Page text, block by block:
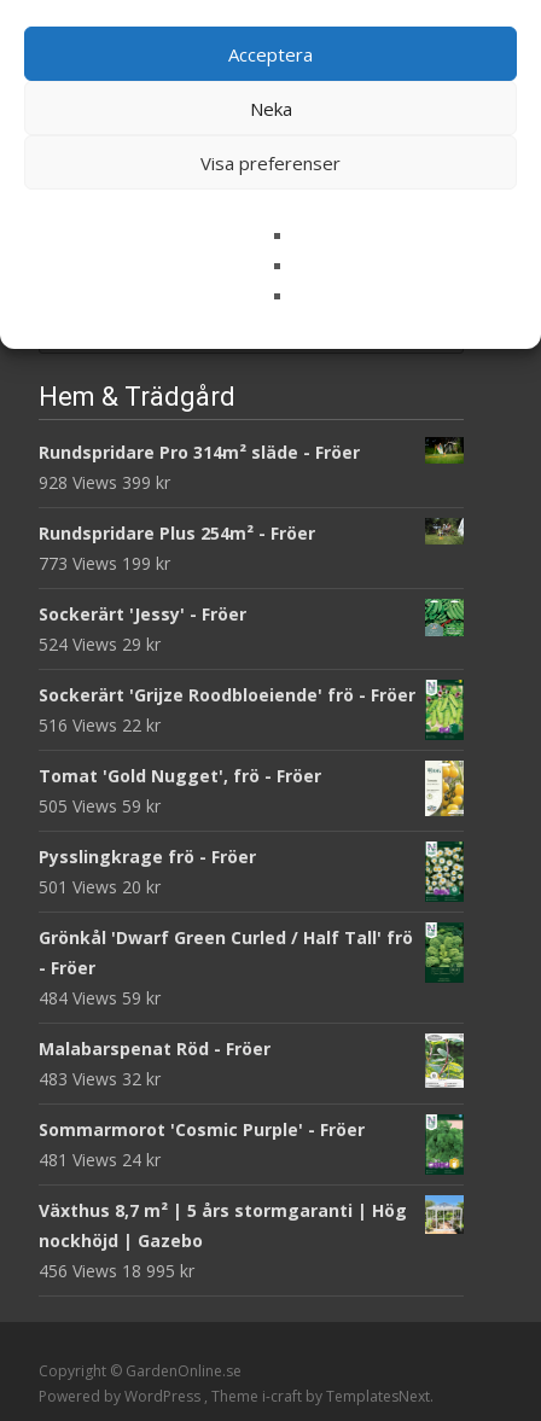
Acceptera
Neka
Visa preferenser
Hem & Trädgård
Hem & Trädgård
Rundspridare Pro 314m² släde - Fröer
928 Views 399 kr
Rundspridare Plus 254m² - Fröer
773 Views 199 kr
Sockerärt 'Jessy' - Fröer
524 Views 29 kr
Sockerärt 'Grijze Roodbloeiende' frö - Fröer
516 Views 22 kr
Tomat 'Gold Nugget', frö - Fröer
505 Views 59 kr
Pysslingkrage frö - Fröer
501 Views 20 kr
Grönkål 'Dwarf Green Curled / Half Tall' frö
- Fröer
484 Views 59 kr
Malabarspenat Röd - Fröer
483 Views 32 kr
Sommarmorot 'Cosmic Purple' - Fröer
481 Views 24 kr
Växthus 8,7 m² | 5 års stormgaranti | Hög
nockhöjd | Gazebo
456 Views 18 995 kr
Copyright © GardenOnline.se
Powered by WordPress , Theme i-craft by TemplatesNext.